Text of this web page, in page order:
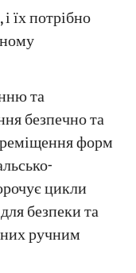
їх потрібно
та
безпечно та
форм
цикли
безпеки та
ручним